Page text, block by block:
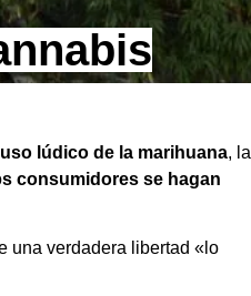
lúdico de la marihuana, la
s consumidores se hagan
una verdadera libertad «lo